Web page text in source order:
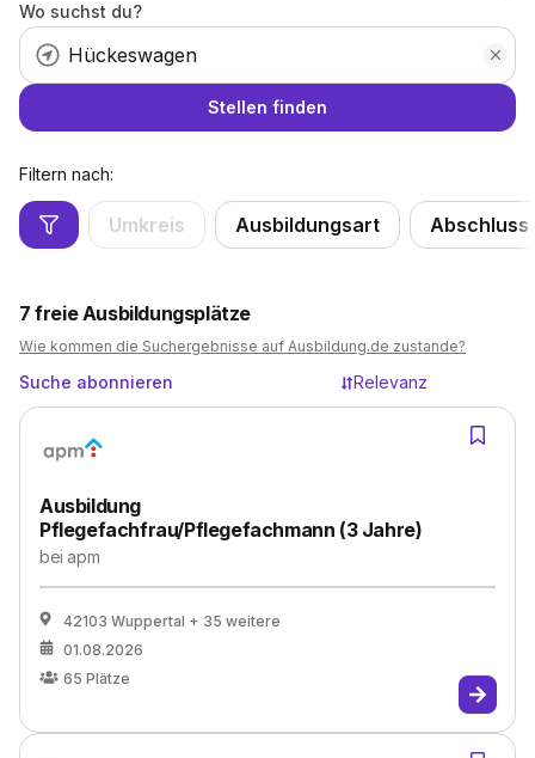
Wo suchst du?
Stellen finden
Filtern nach:
Umkreis Ausbildungsart Abschluss
7 freie Ausbildungsplätze
Wie kommen die Suchergebnisse auf Ausbildung.de zustande?
Suche abonnieren Relevanz
Ausbildung
Pflegefachfrau/Pflegefachmann (3 Jahre)
beiapm
42103 Wuppertal + 35 weitere
01.08.2026
65 Plätze